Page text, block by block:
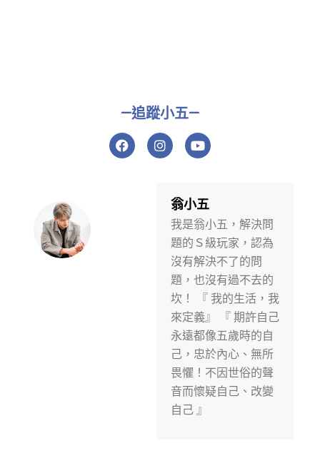
—追蹤小五—
F
a
I
n
Y
o
b
e
翁小五
我是翁小五，解決問
題的Ｓ級玩家，認為
沒有解決不了的問
題，也沒有過不去的
坎！ 『 我的生活，我
來定義』 『 期許自己
永遠都像五歲時的自
己，忠於內心、無所
畏懼！不因世俗的聲
音而懷疑自己、改變
自己 』